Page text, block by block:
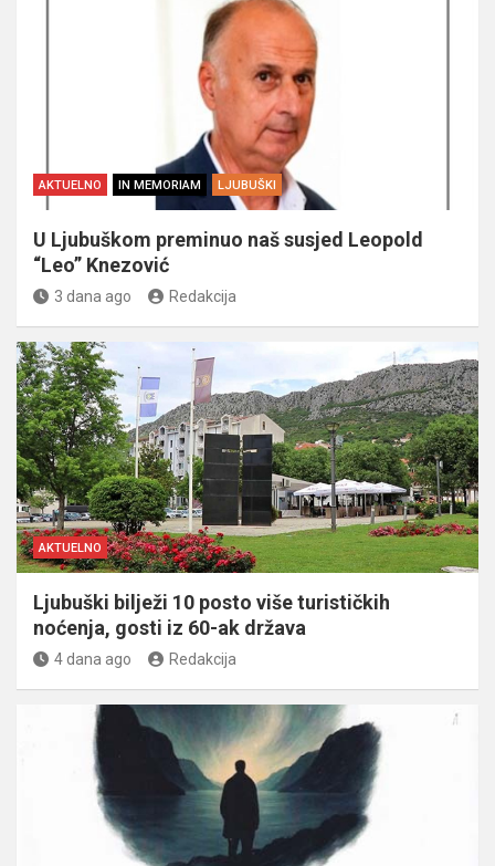
AKTUELNO IN MEMORIAM LJUBUŠKI
U Ljubuškom preminuo naš susjed Leopold
“Leo” Knezović
3 dana ago Redakcija
AKTUELNO
Ljubuški bilježi 10 posto više turističkih
noćenja, gosti iz 60-ak država
4 dana ago Redakcija